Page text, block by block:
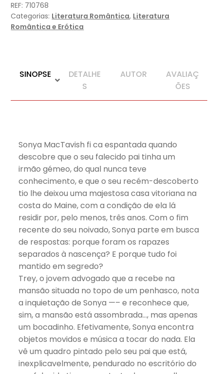
REF: 710768
Categorias: Literatura Romântica, Literatura
Romântica e Erótica
SINOPSE
DETALHE
S
AUTOR
AVALIAÇ
ÕES
Sonya MacTavish fi ca espantada quando
descobre que o seu falecido pai tinha um
irmão gémeo, do qual nunca teve
conhecimento, e que o seu recém-descoberto
tio lhe deixou uma majestosa casa vitoriana na
costa do Maine, com a condição de ela lá
residir por, pelo menos, três anos. Com o fim
recente do seu noivado, Sonya parte em busca
de respostas: porque foram os rapazes
separados à nascença? E porque tudo foi
mantido em segredo?
Trey, o jovem advogado que a recebe na
mansão situada no topo de um penhasco, nota
a inquietação de Sonya —– e reconhece que,
sim, a mansão está assombrada…, mas apenas
um bocadinho. Efetivamente, Sonya encontra
objetos movidos e música a tocar do nada. Ela
vê um quadro pintado pelo seu pai que está,
inexplicavelmente, pendurado no escritório do